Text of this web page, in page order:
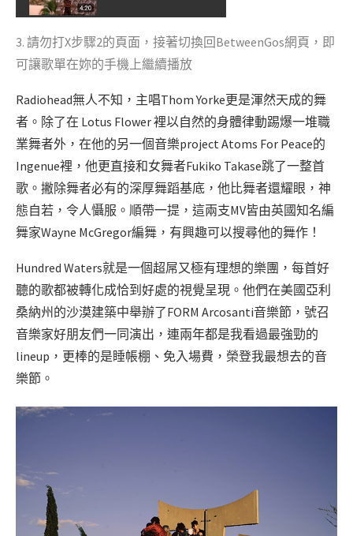
3. 請勿打X步驟2的頁面，接著切換回BetweenGos網頁，即
可讓歌單在妳的手機上繼續播放
Radiohead無人不知，主唱Thom Yorke更是渾然天成的舞
者。除了在 Lotus Flower 裡以自然的身體律動踢爆一堆職
業舞者外，在他的另一個音樂project Atoms For Peace的
Ingenue裡，他更直接和女舞者Fukiko Takase跳了一整首
歌。撇除舞者必有的深厚舞蹈基底，他比舞者還耀眼，神
態自若，令人懾服。順帶一提，這兩支MV皆由英國知名編
舞家Wayne McGregor編舞，有興趣可以搜尋他的舞作！
Hundred Waters就是一個超屌又極有理想的樂團，每首好
聽的歌都被轉化成恰到好處的視覺呈現。他們在美國亞利
桑納州的沙漠建築中舉辦了FORM Arcosanti音樂節，號召
音樂家好朋友們一同演出，連兩年都是我看過最強勁的
lineup，更棒的是睡帳棚、免入場費，榮登我最想去的音
樂節。